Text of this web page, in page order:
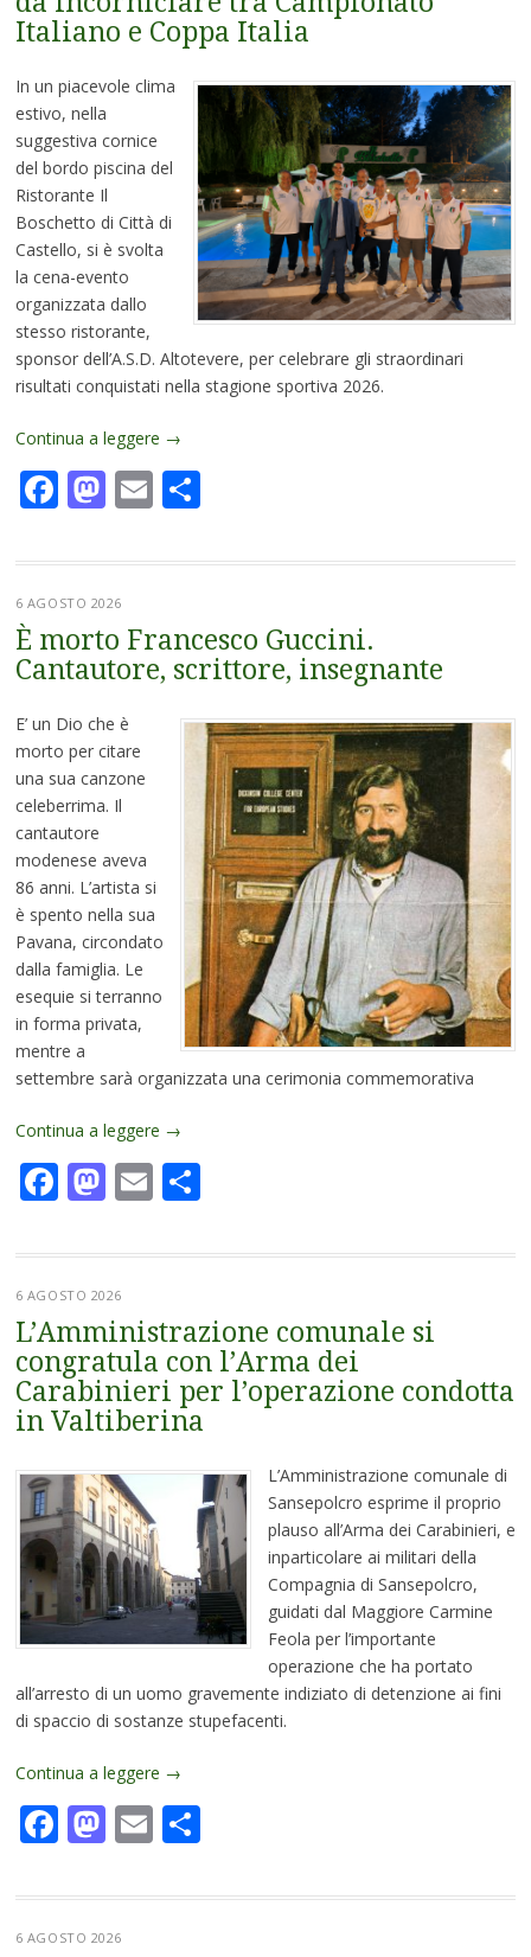
Italiano e Coppa Italia
In un piacevole clima
estivo, nella
suggestiva cornice
del bordo piscina del
Ristorante Il
Boschetto di Città di
Castello, si è svolta
la cena-evento
organizzata dallo
stesso ristorante,
sponsor dell’A.S.D. Altotevere, per celebrare gli straordinari
risultati conquistati nella stagione sportiva 2026.
Continua a leggere →
Facebook
Mastodon
EmailCondividi
6 AGOSTO 2026
È morto Francesco Guccini.
Cantautore, scrittore, insegnante
E’ un Dio che è
morto per citare
una sua canzone
celeberrima. Il
cantautore
modenese aveva
86 anni. L’artista si
è spento nella sua
Pavana, circondato
dalla famiglia. Le
esequie si terranno
in forma privata,
mentre a
settembre sarà organizzata una cerimonia commemorativa
Continua a leggere →
Facebook
Mastodon
EmailCondividi
6 AGOSTO 2026
L’Amministrazione comunale si
congratula con l’Arma dei
Carabinieri per l’operazione condotta
in Valtiberina
L’Amministrazione comunale di
Sansepolcro esprime il proprio
plauso all’Arma dei Carabinieri, e
inparticolare ai militari della
Compagnia di Sansepolcro,
guidati dal Maggiore Carmine
Feola per l’importante
operazione che ha portato
all’arresto di un uomo gravemente indiziato di detenzione ai fini
di spaccio di sostanze stupefacenti.
Continua a leggere →
Facebook
Mastodon
EmailCondividi
6 AGOSTO 2026